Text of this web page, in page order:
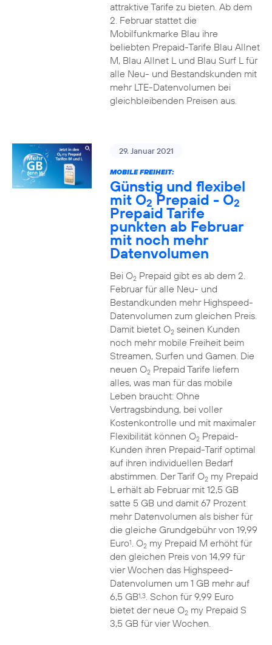
attraktive Tarife zu bieten. Ab dem
2. Februar stattet die
Mobilfunkmarke Blau ihre
beliebten Prepaid-Tarife Blau Allnet
M, Blau Allnet L und Blau Surf L für
alle Neu- und Bestandskunden mit
mehr LTE-Datenvolumen bei
gleichbleibenden Preisen aus.
29. Januar 2021
MOBILE FREIHEIT:
Günstig und flexibel
mit O2 Prepaid - O2
Prepaid Tarife
punkten ab Februar
mit noch mehr
Datenvolumen
Bei O2Prepaid gibt es ab dem 2.
Februar für alle Neu- und
Bestandkunden mehr Highspeed-
Datenvolumen zum gleichen Preis.
Damit bietet O2seinen Kunden
noch mehr mobile Freiheit beim
Streamen, Surfen und Gamen. Die
neuen O2Prepaid Tarife liefern
alles, was man für das mobile
Leben braucht: Ohne
Vertragsbindung, bei voller
Kostenkontrolle und mit maximaler
Flexibilität können O2Prepaid-
Kunden ihren Prepaid-Tarif optimal
auf ihren individuellen Bedarf
abstimmen. Der Tarif O2my Prepaid
L erhält ab Februar mit 12,5 GB
satte 5 GB und damit 67 Prozent
mehr Datenvolumen als bisher für
die gleiche Grundgebühr von 19,99
Euro1. O2my Prepaid M erhöht für
den gleichen Preis von 14,99 für
vier Wochen das Highspeed-
Datenvolumen um 1 GB mehr auf
6,5 GB1,3. Schon für 9,99 Euro
bietet der neue O2my Prepaid S
3,5 GB für vier Wochen.